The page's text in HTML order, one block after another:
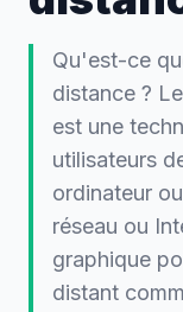
Qu'est-ce
distance ?
est une
utilisateurs
ordinateur
réseau ou
graphique
distant